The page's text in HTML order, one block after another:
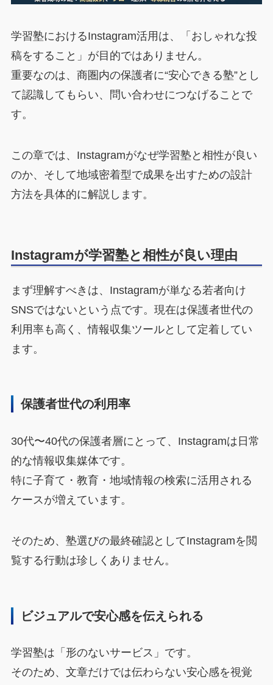
学習塾におけるInstagram活用は、「おしゃれな投
稿をすること」が目的ではありません。
重要なのは、商圏内の保護者に“安心できる塾”とし
て認識してもらい、問い合わせにつなげることで
す。
この章では、Instagramがなぜ学習塾と相性が良い
のか、そして地域密着型で成果を出すための設計
方法を具体的に解説します。
Instagramが学習塾と相性が良い理由
まず理解すべきは、Instagramが単なる若者向け
SNSではないという点です。現在は保護者世代の
利用率も高く、情報収集ツールとして定着してい
ます。
保護者世代の利用率
30代〜40代の保護者層にとって、Instagramは日常
的な情報収集媒体です。
特に子育て・教育・地域情報の検索に活用される
ケースが増えています。
そのため、塾選びの最終確認としてInstagramを閲
覧する行動は珍しくありません。
ビジュアルで安心感を伝えられる
学習塾は「形のないサービス」です。
そのため、文章だけでは伝わらない安心感を視覚